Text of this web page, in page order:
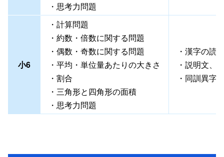
・思考力問題
小6
・計算問題
・約数・倍数に関する問題
・偶数・奇数に関する問題
・平均・単位量あたりの大きさ
・割合
・三角形と四角形の面積
・思考力問題
・漢字の読
・説明文、
・同訓異字